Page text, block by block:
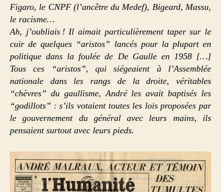
Figaro, le CNPF (l’ancêtre du Medef), Bigeard, Massu,
le racisme…
Ah, j’oubliais ! Il aimait particulièrement taper sur le
cuir de quelques “aristos” lancés pour la plupart en
politique dans la foulée de De Gaulle en 1958 […]
Tous ces “aristos”, qui siégeaient à l’Assemblée
nationale dans les rangs de la droite, véritables
“chèvres” du gaullisme, André les avait baptisés les
“godillots” : s’ils votaient toutes les lois proposées par
le gouvernement du général avec leurs mains, ils
pensaient surtout avec leurs pieds.